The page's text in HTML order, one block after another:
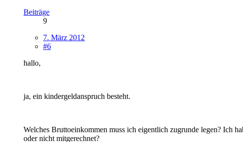
Beiträge
9
7. März 2012
#6
hallo,
ja, ein kindergeldanspruch besteht.
Welches Bruttoeinkommen muss ich eigentlich zugrunde legen? Ich
oder nicht mitgerechnet?